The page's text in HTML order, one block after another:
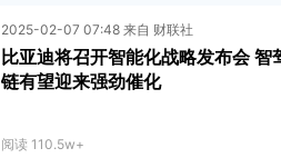
2025-02-07 07:48 来自 财联社
比亚迪将召开智能化战略发布会 智
链有望迎来强劲催化
阅读 110.5w+